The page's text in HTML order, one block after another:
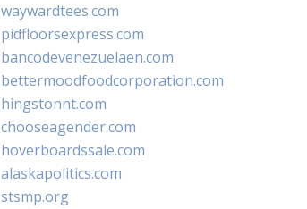
waywardtees.com
pidfloorsexpress.com
bancodevenezuelaen.com
bettermoodfoodcorporation.com
hingstonnt.com
chooseagender.com
hoverboardssale.com
alaskapolitics.com
stsmp.org